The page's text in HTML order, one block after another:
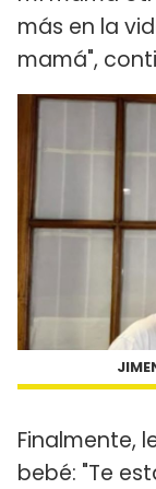
más en la
mamá",
Finalmente,
bebé: "Te